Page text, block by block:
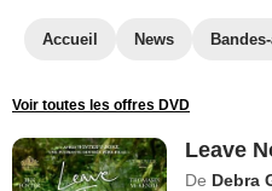
Accueil News
Voir toutes les offres DVD
Leave
De Debra